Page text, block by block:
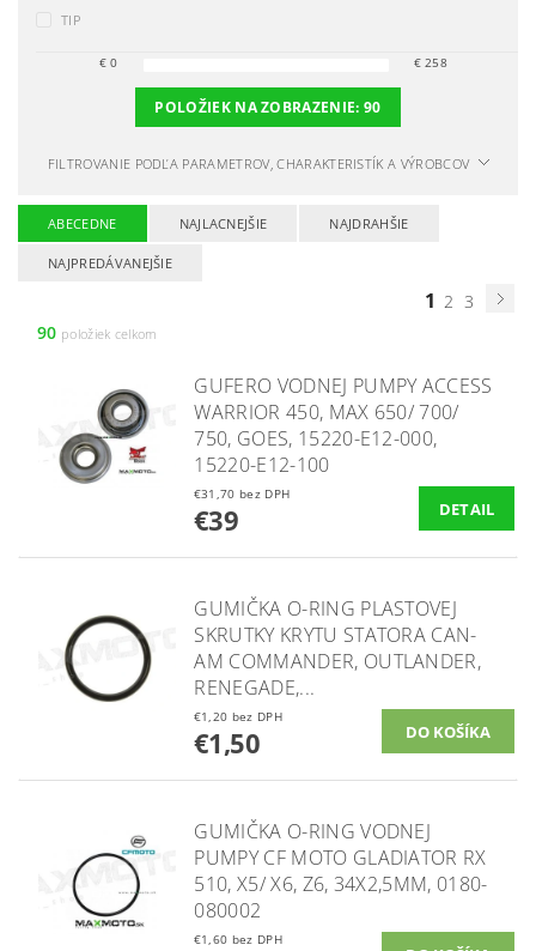
TIP
€0 €258
POLOŽIEK NA ZOBRAZENIE:90
FILTROVANIE PODĽA PARAMETROV, CHARAKTERISTÍK A VÝROBCOV
ABECEDNE NAJLACNEJŠIE NAJDRAHŠIE
NAJPREDÁVANEJŠIE
1 2 3
90 položiek celkom
GUFERO VODNEJ PUMPY ACCESS
WARRIOR 450, MAX 650/ 700/
750, GOES, 15220-E12-000,
15220-E12-100
€31,70 bez DPH
€39 DETAIL
GUMIČKA O-RING PLASTOVEJ
SKRUTKY KRYTU STATORA CAN-
AM COMMANDER, OUTLANDER,
RENEGADE,...
€1,20 bez DPH
€1,50
GUMIČKA O-RING VODNEJ
PUMPY CF MOTO GLADIATOR RX
510, X5/ X6, Z6, 34X2,5MM, 0180-
080002
€1,60 bez DPH